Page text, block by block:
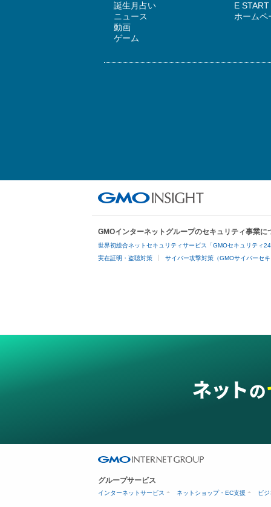
誕生月占い
ニュース
動画
ゲーム
E
ホームペ
GMOインターネットグループのセキュリティ事業に
世界初総合ネットセキュリティサービス「GMOセキュリティ
実在証明・盗聴対策
サイバー攻撃対策（GMOサイバーセ
グループサービス
インターネットサービス ネットショップ・EC支援 ビ